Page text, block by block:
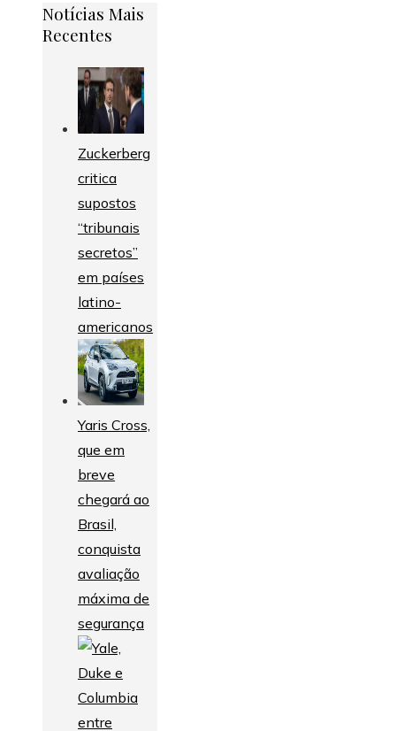
Notícias Mais
Recentes
Zuckerberg
critica
supostos
“tribunais
secretos”
em países
latino-
americanos
Yaris Cross,
que em
breve
chegará ao
Brasil,
conquista
avaliação
máxima de
segurança